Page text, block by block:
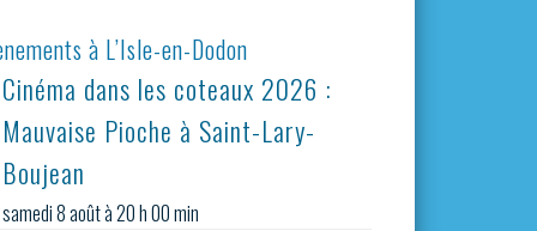
à L’Isle-en-Dodon
Cinéma dans les coteaux 2026 :
Mauvaise Pioche à Saint-Lary-
Boujean
samedi 8 août à 20 h 00 min